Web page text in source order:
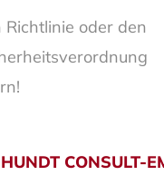
oder den
CONSULT-